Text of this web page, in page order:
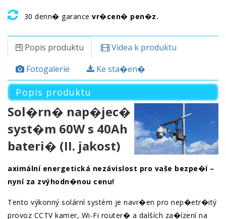
30 denn� garance vr�cen� pen�z.
Popis produktu
Videa k produktu
Fotogalerie
Ke sta�en�
Popis produktu
Sol�rn� nap�jec�
syst�m 60W s 40Ah
bateri� (II. jakost)
aximální energetická nezávislost pro vaše bezpe�í –
nyní za zvýhodn�nou cenu!
Tento výkonný solární systém je navr�en pro nep�etr�itý
provoz CCTV kamer, Wi-Fi router� a dalších za�ízení na